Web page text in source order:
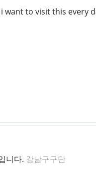
want to visit this every
니다. 강남구구단